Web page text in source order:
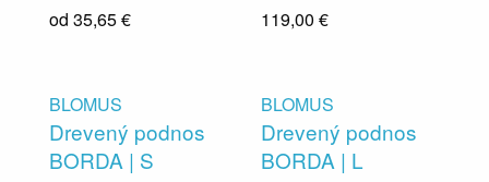
od 35,65 € 119,00 €
BLOMUS
Drevený podnos
BORDA | S
BLOMUS
Drevený podnos
BORDA | L